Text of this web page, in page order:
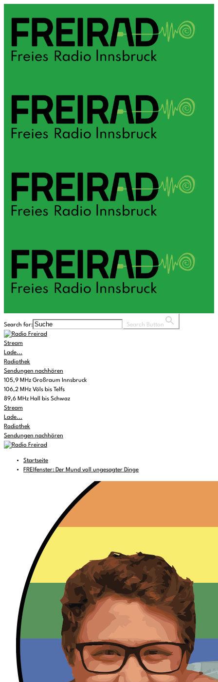
Search for: Search Button
Stream
Lade...
Radiothek
Sendungen nachhören
105,9 MHz Großraum Innsbruck
106,2 MHz Völs bis Telfs
89,6 MHz Hall bis Schwaz
Stream
Lade...
Radiothek
Sendungen nachhören
Startseite
FREIfenster: Der Mund voll ungesagter Dinge